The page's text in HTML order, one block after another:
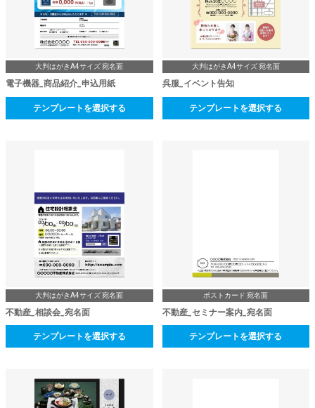
大判はがきA4サイズ 宛名面
電子機器_商品紹介_申込用紙
テンプレートを選択する
大判はがきA4サイズ 宛名面
呉服_イベント告知
テンプレートを選択する
大判はがきA4サイズ 宛名面
不動産_相談会_宛名面
テンプレートを選択する
ポストカード 宛名面
不動産_セミナー案内_宛名面
テンプレートを選択する